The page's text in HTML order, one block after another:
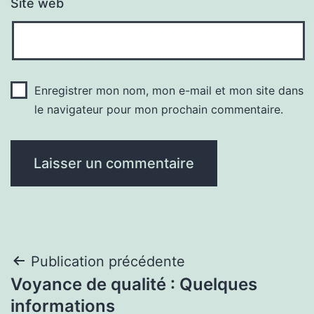
Enregistrer mon nom, mon e-mail et mon site dans
le navigateur pour mon prochain commentaire.
Navigation
de
Publication précédente
Voyance de qualité : Quelques
informations